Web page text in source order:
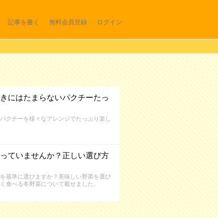
記事を書く 無料会員登録 ログイン
にはたまらないパクチーたっ
クチーを様々なアレンジでたっぷり楽し
ていませんか？正しい選び方
基準に選びますか？美味しい野菜を選び
べる冬野菜について載せました。